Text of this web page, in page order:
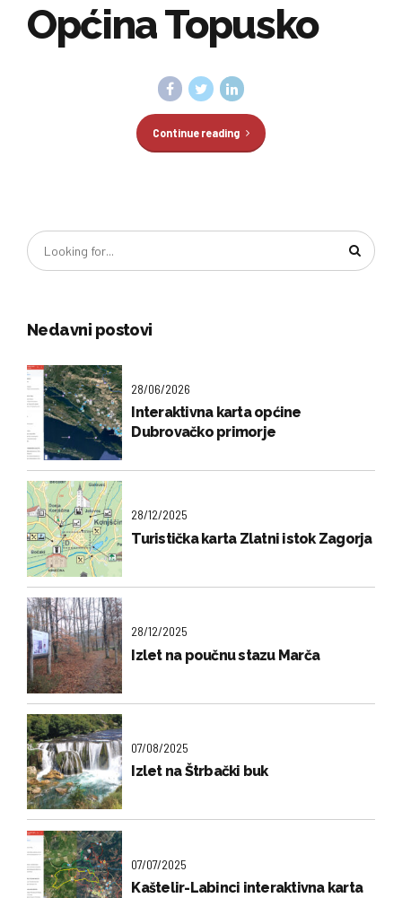
Općina Topusko
Continue reading
Nedavni postovi
28/06/2026
Interaktivna karta općine
Dubrovačko primorje
28/12/2025
Turistička karta Zlatni istok Zagorja
28/12/2025
Izlet na poučnu stazu Marča
07/08/2025
Izlet na Štrbački buk
07/07/2025
Kaštelir-Labinci interaktivna karta